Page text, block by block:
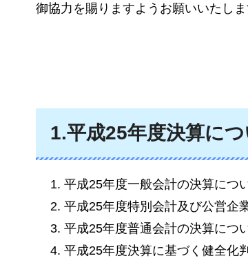
御協力を賜りますようお願いいたしま
1.平成25年度決算に
平成25年度一般会計の決算につ
平成25年度特別会計及び公営企
平成25年度普通会計の決算につ
平成25年度決算に基づく健全化